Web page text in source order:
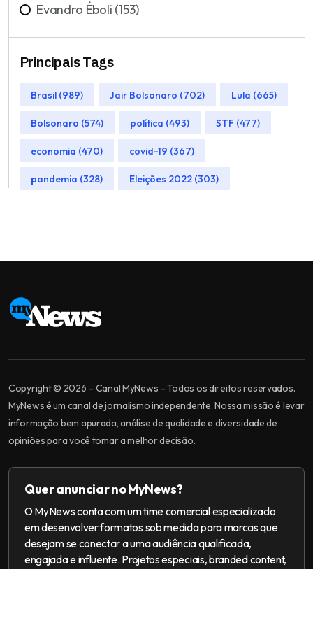
Evandro Éboli (153)
Principais Tags
Brasil (989) Jair Bolsonaro (702) Lula (665)
Bolsonaro (574) política (493) STF (477)
economia (470) covid-19 (367)
pandemia (328) Eleições 2022 (303)
Copyright © 2026 – Canal MyNews – Todos os direitos reservados.
MyNews é um canal de jornalismo independente. Nossa missão é levar
informação bem apurada, análise de qualidade e diversidade de
opiniões para você tomar a melhor decisão.
Quer anunciar no MyNews?
O MyNews conta com um time comercial especializado
em desenvolver formatos sob medida para marcas que
desejam se conectar a uma audiência qualificada,
engajada e influente. Projetos especiais, branded content,